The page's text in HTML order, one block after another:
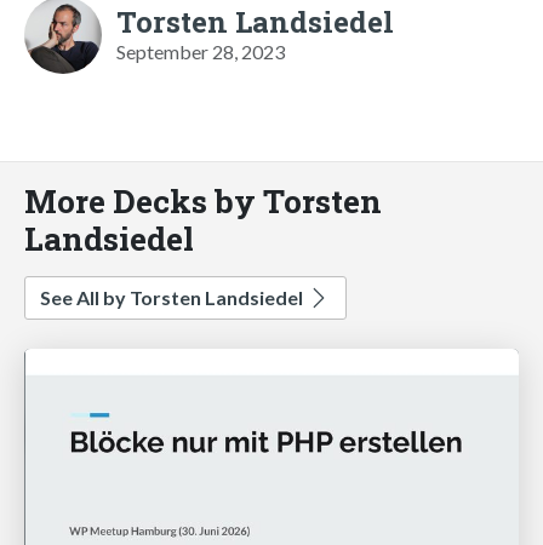
Torsten Landsiedel
September 28, 2023
More Decks by Torsten
Landsiedel
See All by Torsten Landsiedel